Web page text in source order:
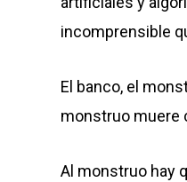
incomprensible
El banco, el
monstruo muere
Al monstruo hay